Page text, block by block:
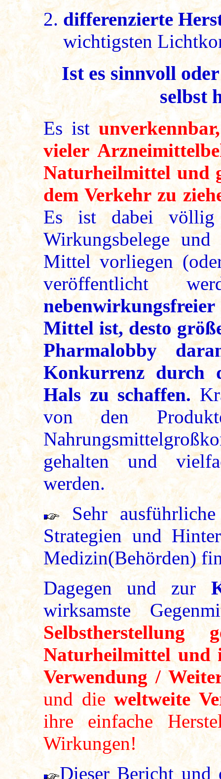
differenzierte
wichtigsten
Ist es sinnvoll
selbst
Es ist
vieler
Naturheilmittel und
dem Verkehr zu
Es ist dabei
Wirkungsbelege
Mittel vorliegen
veröffentlicht
Mittel ist, desto
Pharmalobby
Konkurrenz durch
Hals zu schaffen.
von den
gehalten und
werden.
Sehr ausführliche
Strategien und
Medizin(Behörden)
Dagegen und zur
wirksamste
Selbstherstellung
Naturheilmittel und
Verwendung /
und die weltweite
ihre einfache
Wirkungen!
Dieser Bericht